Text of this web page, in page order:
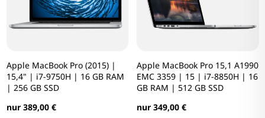
Apple MacBook Pro (2015) |
15,4" | i7-9750H | 16 GB RAM
| 256 GB SSD
nur 389,00 €
Apple MacBook Pro 15,1 A1990
EMC 3359 | 15 | i7-8850H | 16
GB RAM | 512 GB SSD
nur 349,00 €